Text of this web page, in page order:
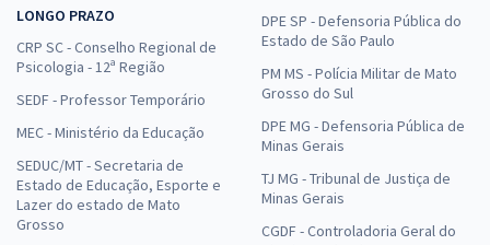
LONGO PRAZO
CRP SC - Conselho Regional de
Psicologia - 12ª Região
SEDF - Professor Temporário
MEC - Ministério da Educação
SEDUC/MT - Secretaria de
Estado de Educação, Esporte e
Lazer do estado de Mato
Grosso
DPE SP - Defensoria Pública do
Estado de São Paulo
PM MS - Polícia Militar de Mato
Grosso do Sul
DPE MG - Defensoria Pública de
Minas Gerais
TJ MG - Tribunal de Justiça de
Minas Gerais
CGDF - Controladoria Geral do